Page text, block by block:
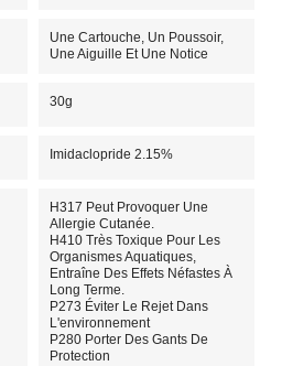
Une Cartouche, Un Poussoir,
Une Aiguille Et Une Notice
30g
Imidaclopride 2.15%
H317 Peut Provoquer Une
Allergie Cutanée.
H410 Très Toxique Pour Les
Organismes Aquatiques,
Entraîne Des Effets Néfastes À
Long Terme.
P273 Éviter Le Rejet Dans
L'environnement
P280 Porter Des Gants De
Protection